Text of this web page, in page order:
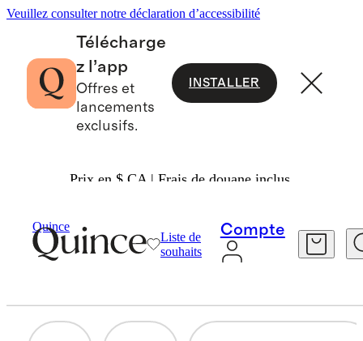
Veuillez consulter notre déclaration d’accessibilité
Télécharge
z l’app
Offres et
lancements
exclusifs.
INSTALLER
Prix en $ CA | Frais de douane inclus.
Quince
Liste de
souhaits
Compte
Femmes
ADAPTÉ AUX BOSSES